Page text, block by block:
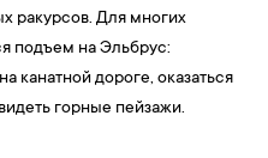
ракурсов. Для многих
подъем на Эльбрус:
канатной дороге, оказаться
горные пейзажи.